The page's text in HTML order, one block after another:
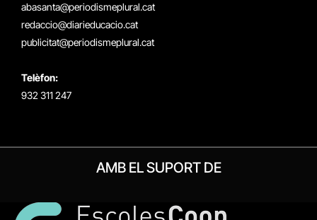
abasanta@periodismeplural.cat
redaccio@diarieducacio.cat
publicitat@periodismeplural.cat
Telèfon:
932 311 247
AMB EL SUPORT DE